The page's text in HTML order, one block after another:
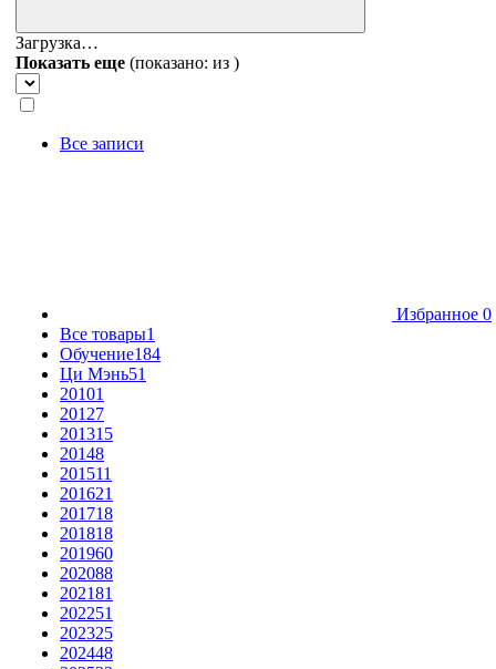
Загрузка…
Показать еще (показано: из )
Все записи
Избранное 0
Все товары1
Обучение184
Ци Мэнь51
20101
20127
201315
20148
201511
201621
201718
201818
201960
202088
202181
202251
202325
202448